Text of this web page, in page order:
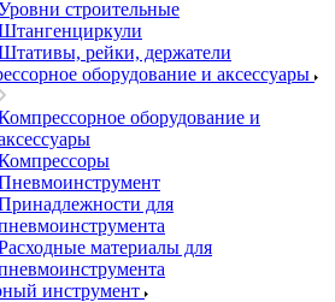
строительные
рейки, держатели
оборудование и аксессуары
оборудование и
для
материалы для
инструмент